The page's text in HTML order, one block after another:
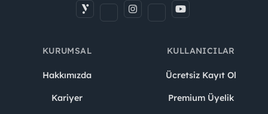
KURUMSAL
Hakkımızda
Kariyer
KULLANICILAR
Ücretsiz Kayıt Ol
Premium Üyelik